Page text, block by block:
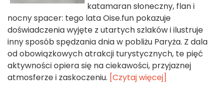
katamaran słoneczny, flan i
nocny spacer: tego lata Oise.fun pokazuje
doświadczenia wyjęte z utartych szlaków i ilustruje
inny sposób spędzania dnia w pobliżu Paryża. Z dala
od obowiązkowych atrakcji turystycznych, te pięć
aktywności opiera się na ciekawości, przyjaznej
atmosferze i zaskoczeniu. [Czytaj więcej]